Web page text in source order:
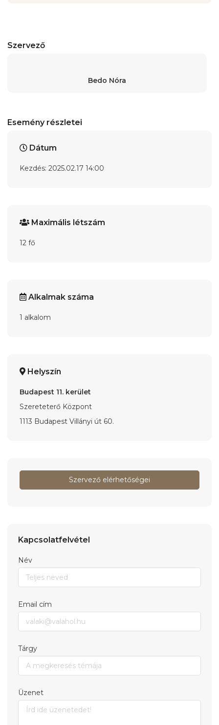
Szervező
Bedo Nóra
Esemény részletei
Dátum
Kezdés: 2025.02.17 14:00
Maximális létszám
12 fő
Alkalmak száma
1 alkalom
Helyszín
Budapest 11. kerület
Szereteterő Központ
1113 Budapest Villányi út 60.
Szervező elérhetőségei
Kapcsolatfelvétel
Név
Email cím
Tárgy
Üzenet